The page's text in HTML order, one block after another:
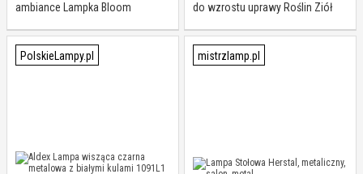
ambiance Lampka Bloom
do wzrostu uprawy Roślin Ziół
PolskieLampy.pl mistrzlamp.pl